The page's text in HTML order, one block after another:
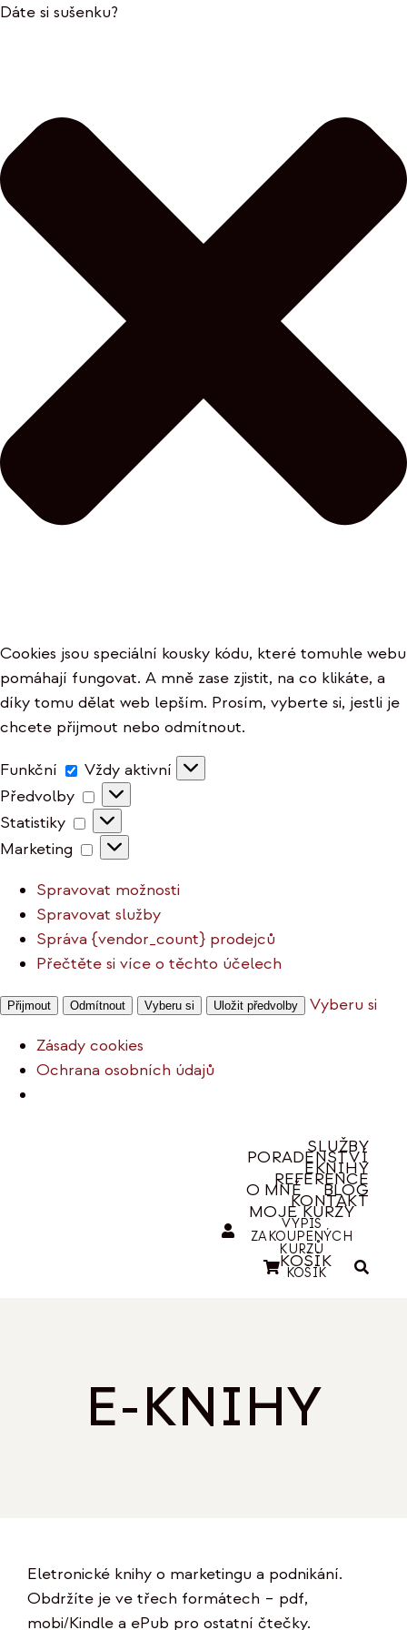
Dáte si sušenku?
Cookies jsou speciální kousky kódu, které tomuhle webu
pomáhají fungovat. A mně zase zjistit, na co klikáte, a
díky tomu dělat web lepším. Prosím, vyberte si, jestli je
chcete přijmout nebo odmítnout.
Funkční Funkční
Vždy aktivní
Předvolby
Předvolby
Statistiky
Statistiky
Marketing
Marketing
Spravovat možnosti
Spravovat služby
Správa {vendor_count} prodejců
Přečtěte si více o těchto účelech
Přijmout Odmítnout Vyberu si Uložit předvolby
Vyberu si
Zásady cookies
Ochrana osobních údajů
SLUŽBY
PORADENSTVÍ
EKNIHY
REFERENCE
O MNĚ BLOG
KONTAKT
MOJE KURZY
VÝPIS
ZAKOUPENÝCH
KURZŮ
KOŠÍK
KOŠÍK
E-KNIHY
Eletronické knihy o marketingu a podnikání.
Obdržíte je ve třech formátech – pdf,
mobi/Kindle a ePub pro ostatní čtečky.